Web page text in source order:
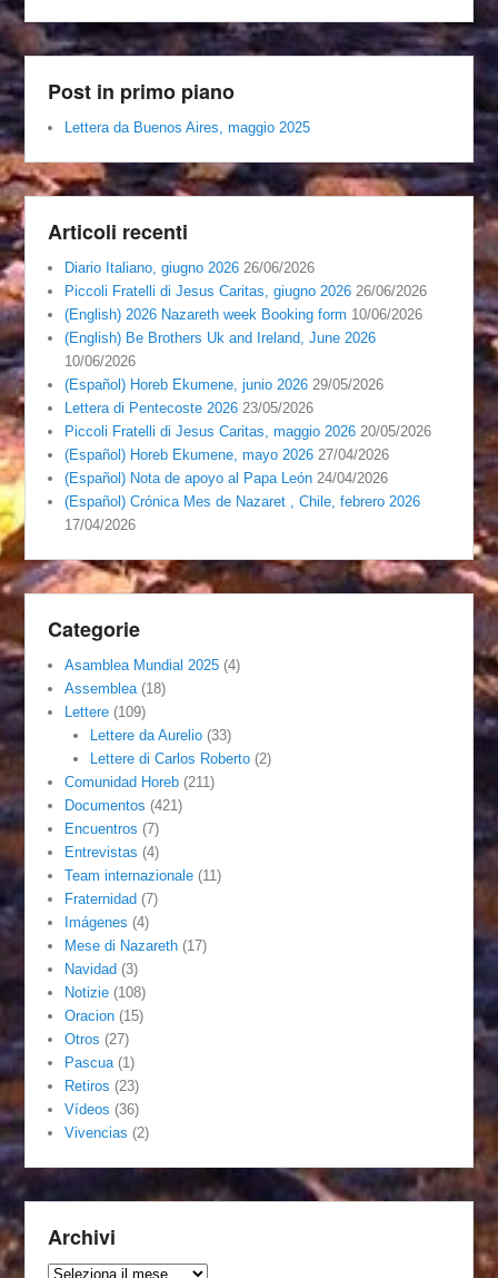
Post in primo piano
Lettera da Buenos Aires, maggio 2025
Articoli recenti
Diario Italiano, giugno 2026 26/06/2026
Piccoli Fratelli di Jesus Caritas, giugno 2026 26/06/2026
(English) 2026 Nazareth week Booking form 10/06/2026
(English) Be Brothers Uk and Ireland, June 2026
10/06/2026
(Español) Horeb Ekumene, junio 2026 29/05/2026
Lettera di Pentecoste 2026 23/05/2026
Piccoli Fratelli di Jesus Caritas, maggio 2026 20/05/2026
(Español) Horeb Ekumene, mayo 2026 27/04/2026
(Español) Nota de apoyo al Papa León 24/04/2026
(Español) Crónica Mes de Nazaret , Chile, febrero 2026
17/04/2026
Categorie
Asamblea Mundial 2025 (4)
Assemblea (18)
Lettere (109)
Lettere da Aurelio(33)
Lettere di Carlos Roberto(2)
Comunidad Horeb (211)
Documentos (421)
Encuentros (7)
Entrevistas (4)
Team internazionale (11)
Fraternidad (7)
Imágenes (4)
Mese di Nazareth (17)
Navidad (3)
Notizie (108)
Oracion (15)
Otros (27)
Pascua (1)
Retiros (23)
Vídeos (36)
Vivencias (2)
Archivi
Archivi